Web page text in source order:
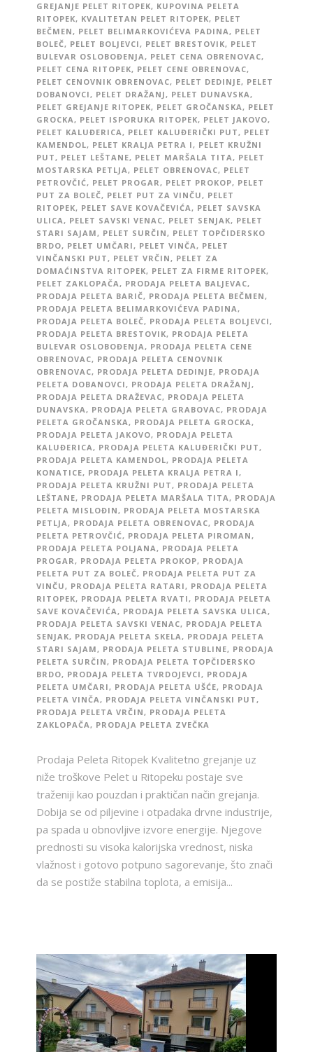
GREJANJE PELET RITOPEK, KUPOVINA PELETA
RITOPEK, KVALITETAN PELET RITOPEK, PELET
BEČMEN, PELET BELIMARKOVIĆEVA PADINA, PELET
BOLEČ, PELET BOLJEVCI, PELET BRESTOVIK, PELET
BULEVAR OSLOBOĐENJA, PELET CENA OBRENOVAC,
PELET CENA RITOPEK, PELET CENE OBRENOVAC,
PELET CENOVNIK OBRENOVAC, PELET DEDINJE, PELET
DOBANOVCI, PELET DRAŽANJ, PELET DUNAVSKA,
PELET GREJANJE RITOPEK, PELET GROČANSKA, PELET
GROCKA, PELET ISPORUKA RITOPEK, PELET JAKOVO,
PELET KALUĐERICA, PELET KALUĐERIČKI PUT, PELET
KAMENDOL, PELET KRALJA PETRA I, PELET KRUŽNI
PUT, PELET LEŠTANE, PELET MARŠALA TITA, PELET
MOSTARSKA PETLJA, PELET OBRENOVAC, PELET
PETROVČIĆ, PELET PROGAR, PELET PROKOP, PELET
PUT ZA BOLEČ, PELET PUT ZA VINČU, PELET
RITOPEK, PELET SAVE KOVAČEVIĆA, PELET SAVSKA
ULICA, PELET SAVSKI VENAC, PELET SENJAK, PELET
STARI SAJAM, PELET SURČIN, PELET TOPČIDERSKO
BRDO, PELET UMČARI, PELET VINČA, PELET
VINČANSKI PUT, PELET VRČIN, PELET ZA
DOMAĆINSTVA RITOPEK, PELET ZA FIRME RITOPEK,
PELET ZAKLOPAČA, PRODAJA PELETA BALJEVAC,
PRODAJA PELETA BARIČ, PRODAJA PELETA BEČMEN,
PRODAJA PELETA BELIMARKOVIĆEVA PADINA,
PRODAJA PELETA BOLEČ, PRODAJA PELETA BOLJEVCI,
PRODAJA PELETA BRESTOVIK, PRODAJA PELETA
BULEVAR OSLOBOĐENJA, PRODAJA PELETA CENE
OBRENOVAC, PRODAJA PELETA CENOVNIK
OBRENOVAC, PRODAJA PELETA DEDINJE, PRODAJA
PELETA DOBANOVCI, PRODAJA PELETA DRAŽANJ,
PRODAJA PELETA DRAŽEVAC, PRODAJA PELETA
DUNAVSKA, PRODAJA PELETA GRABOVAC, PRODAJA
PELETA GROČANSKA, PRODAJA PELETA GROCKA,
PRODAJA PELETA JAKOVO, PRODAJA PELETA
KALUĐERICA, PRODAJA PELETA KALUĐERIČKI PUT,
PRODAJA PELETA KAMENDOL, PRODAJA PELETA
KONATICE, PRODAJA PELETA KRALJA PETRA I,
PRODAJA PELETA KRUŽNI PUT, PRODAJA PELETA
LEŠTANE, PRODAJA PELETA MARŠALA TITA, PRODAJA
PELETA MISLOĐIN, PRODAJA PELETA MOSTARSKA
PETLJA, PRODAJA PELETA OBRENOVAC, PRODAJA
PELETA PETROVČIĆ, PRODAJA PELETA PIROMAN,
PRODAJA PELETA POLJANA, PRODAJA PELETA
PROGAR, PRODAJA PELETA PROKOP, PRODAJA
PELETA PUT ZA BOLEČ, PRODAJA PELETA PUT ZA
VINČU, PRODAJA PELETA RATARI, PRODAJA PELETA
RITOPEK, PRODAJA PELETA RVATI, PRODAJA PELETA
SAVE KOVAČEVIĆA, PRODAJA PELETA SAVSKA ULICA,
PRODAJA PELETA SAVSKI VENAC, PRODAJA PELETA
SENJAK, PRODAJA PELETA SKELA, PRODAJA PELETA
STARI SAJAM, PRODAJA PELETA STUBLINE, PRODAJA
PELETA SURČIN, PRODAJA PELETA TOPČIDERSKO
BRDO, PRODAJA PELETA TVRDOJEVCI, PRODAJA
PELETA UMČARI, PRODAJA PELETA UŠĆE, PRODAJA
PELETA VINČA, PRODAJA PELETA VINČANSKI PUT,
PRODAJA PELETA VRČIN, PRODAJA PELETA
ZAKLOPAČA, PRODAJA PELETA ZVEČKA
Prodaja Peleta Ritopek Kvalitetno grejanje uz
niže troškove Pelet u Ritopeku postaje sve
traženiji kao pouzdan i praktičan način grejanja.
Dobija se od piljevine i otpadaka drvne industrije,
pa spada u obnovljive izvore energije. Njegove
prednosti su visoka kalorijska vrednost, niska
vlažnost i gotovo potpuno sagorevanje, što znači
da se postiže stabilna toplota, a emisija...